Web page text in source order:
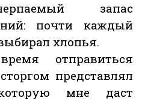
запас
почти каждый
хлопья.
отправиться
представлял
которую мне даст